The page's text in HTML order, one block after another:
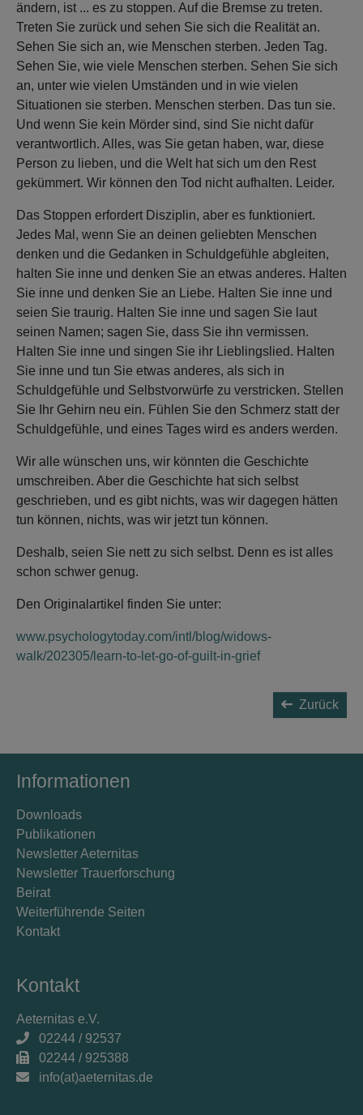
ändern, ist ... es zu stoppen. Auf die Bremse zu treten.
Treten Sie zurück und sehen Sie sich die Realität an.
Sehen Sie sich an, wie Menschen sterben. Jeden Tag.
Sehen Sie, wie viele Menschen sterben. Sehen Sie sich
an, unter wie vielen Umständen und in wie vielen
Situationen sie sterben. Menschen sterben. Das tun sie.
Und wenn Sie kein Mörder sind, sind Sie nicht dafür
verantwortlich. Alles, was Sie getan haben, war, diese
Person zu lieben, und die Welt hat sich um den Rest
gekümmert. Wir können den Tod nicht aufhalten. Leider.
Das Stoppen erfordert Disziplin, aber es funktioniert.
Jedes Mal, wenn Sie an deinen geliebten Menschen
denken und die Gedanken in Schuldgefühle abgleiten,
halten Sie inne und denken Sie an etwas anderes. Halten
Sie inne und denken Sie an Liebe. Halten Sie inne und
seien Sie traurig. Halten Sie inne und sagen Sie laut
seinen Namen; sagen Sie, dass Sie ihn vermissen.
Halten Sie inne und singen Sie ihr Lieblingslied. Halten
Sie inne und tun Sie etwas anderes, als sich in
Schuldgefühle und Selbstvorwürfe zu verstricken. Stellen
Sie Ihr Gehirn neu ein. Fühlen Sie den Schmerz statt der
Schuldgefühle, und eines Tages wird es anders werden.
Wir alle wünschen uns, wir könnten die Geschichte
umschreiben. Aber die Geschichte hat sich selbst
geschrieben, und es gibt nichts, was wir dagegen hätten
tun können, nichts, was wir jetzt tun können.
Deshalb, seien Sie nett zu sich selbst. Denn es ist alles
schon schwer genug.
Den Originalartikel finden Sie unter:
www.psychologytoday.com/intl/blog/widows-
walk/202305/learn-to-let-go-of-guilt-in-grief
Zurück
Informationen
Downloads
Publikationen
Newsletter Aeternitas
Newsletter Trauerforschung
Beirat
Weiterführende Seiten
Kontakt
Kontakt
Aeternitas e.V.
02244 / 92537
02244 / 925388
info(at)aeternitas.de